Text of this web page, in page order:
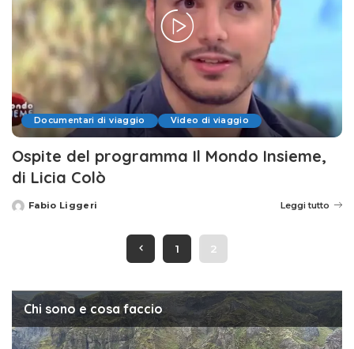
Documentari di viaggio Video di viaggio
Ospite del programma Il Mondo Insieme,
di Licia Colò
Posted
Fabio Liggeri Leggi tutto
1 2
Chi sono e cosa faccio